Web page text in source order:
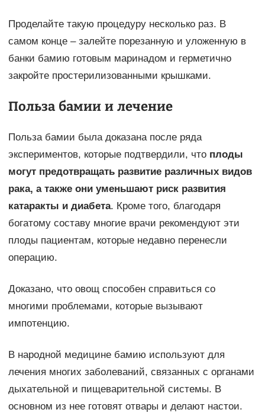
Проделайте такую процедуру несколько раз. В
самом конце – залейте порезанную и уложенную в
банки бамию готовым маринадом и герметично
закройте простерилизованными крышками.
Польза бамии и лечение
Польза бамии была доказана после ряда
экспериментов, которые подтвердили, что плоды
могут предотвращать развитие различных видов
рака, а также они уменьшают риск развития
катаракты и диабета. Кроме того, благодаря
богатому составу многие врачи рекомендуют эти
плоды пациентам, которые недавно перенесли
операцию.
Доказано, что овощ способен справиться со
многими проблемами, которые вызывают
импотенцию.
В народной медицине бамию используют для
лечения многих заболеваний, связанных с органами
дыхательной и пищеварительной системы. В
основном из нее готовят отвары и делают настои.